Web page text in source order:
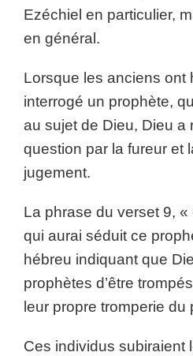
Ezéchiel en particulier,
en général.
Lorsque les anciens ont
interrogé un prophète,
au sujet de Dieu, Dieu a
question par la fureur et
jugement.
La phrase du verset 9, «
qui aurai séduit ce
hébreu indiquant que
prophètes d’être
leur propre tromperie du
Ces individus subiraient